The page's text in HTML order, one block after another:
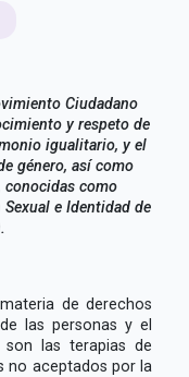
Ciudadano
y respeto de
igualitario, y el
género, así como
conocidas como
e Identidad de
de derechos
las personas y el
son las terapias de
no aceptados por la